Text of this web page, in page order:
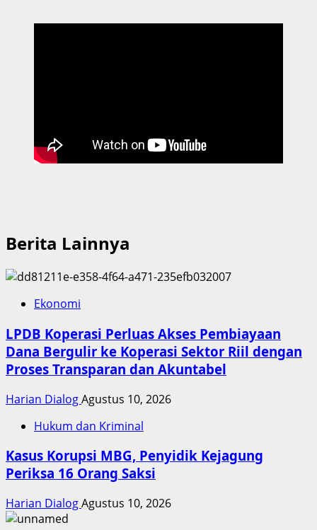
Berita Lainnya
Ekonomi
LPDB Koperasi Perluas Akses Pembiayaan
Dana Bergulir ke Koperasi Sektor Riil dengan
Proses Transparan dan Akuntabel
Harian DialogAgustus 10, 2026
Hukum dan Kriminal
Kasus Korupsi MBG, Penyidik Kejagung
Periksa 16 Orang Saksi
Harian DialogAgustus 10, 2026